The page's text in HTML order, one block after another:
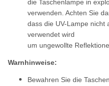
die Taschenlampe in
verwenden. Achten Sie
dass die UV-Lampe nicht
verwendet wird
um ungewollte
Warnhinweise:
Bewahren Sie die